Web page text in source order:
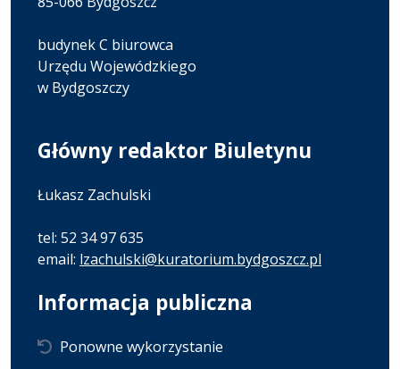
budynek C biurowca
Urzędu Wojewódzkiego
w Bydgoszczy
Główny redaktor Biuletynu
Łukasz Zachulski
tel: 52 34 97 635
email: lzachulski@kuratorium.bydgoszcz.pl
Informacja publiczna
Ponowne wykorzystanie